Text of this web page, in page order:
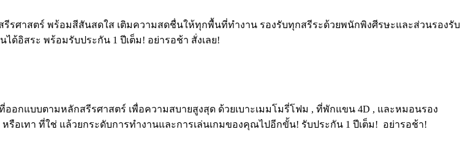
สรีรศาสตร์ พร้อมสีสันสดใส เติมความสดชื่นให้ทุกพื้นที่ทำงาน รองรับทุกสรีระด้วยพนักพิงศีรษะและส่วนรองรับ
ได้อิสระ พร้อมรับประกัน 1 ปีเต็ม! อย่ารอช้า สั่งเลย!
อกแบบตามหลักสรีรศาสตร์ เพื่อความสบายสูงสุด ด้วยเบาะเมมโมรี่โฟม ️, ที่พักแขน 4D , และหมอนรอง
อเทา️ ที่ใช่ แล้วยกระดับการทำงานและการเล่นเกมของคุณไปอีกขั้น! รับประกัน 1 ปีเต็ม! ️ อย่ารอช้า!